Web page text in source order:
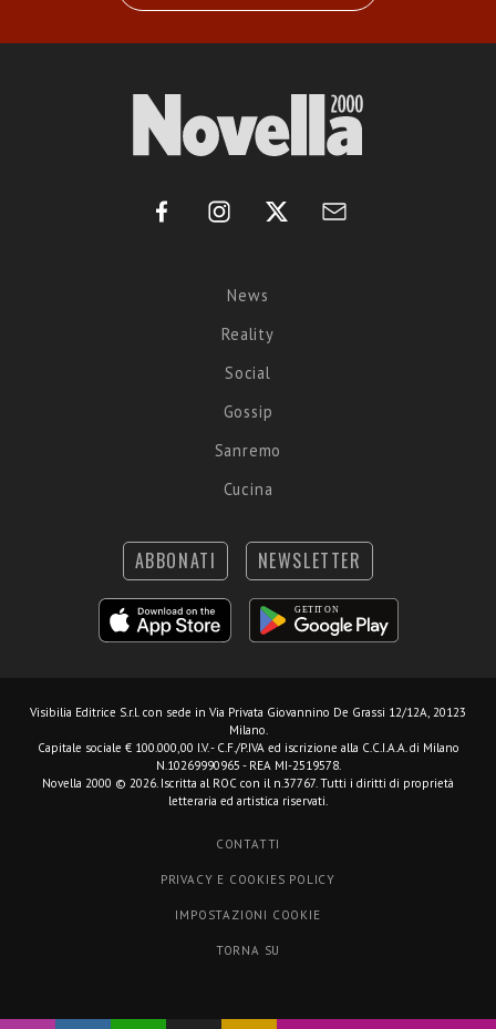
News
Reality
Social
Gossip
Sanremo
Cucina
ABBONATI NEWSLETTER
Visibilia Editrice S.r.l. con sede in Via Privata Giovannino De Grassi 12/12A, 20123
Milano.
Capitale sociale € 100.000,00 I.V. - C.F./P.IVA ed iscrizione alla C.C.I.A.A. di Milano
N.10269990965 - REA MI-2519578.
Novella 2000 © 2026. Iscritta al ROC con il n.37767. Tutti i diritti di proprietà
letteraria ed artistica riservati.
CONTATTI
PRIVACY E COOKIES POLICY
IMPOSTAZIONI COOKIE
TORNA SU